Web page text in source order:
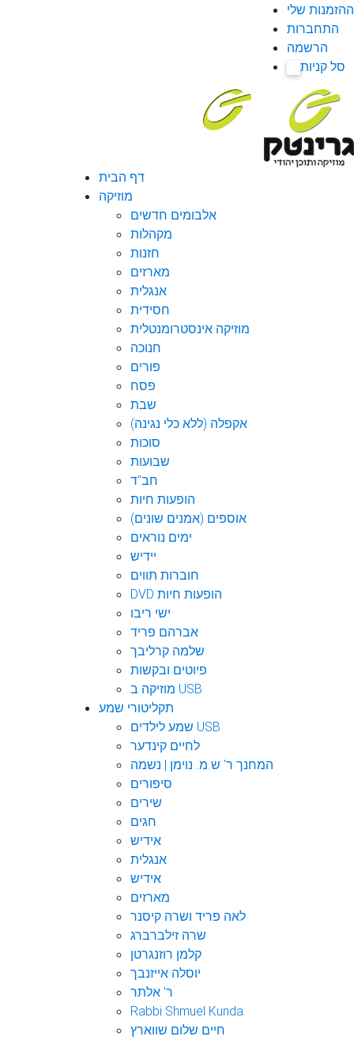
ההזמנות שלי
התחברות
הרשמה
סל קניות
דף הבית
מוזיקה
אלבומים חדשים
מקהלות
חזנות
מארזים
אנגלית
חסידית
מוזיקה אינסטרומנטלית
חנוכה
פורים
פסח
שבת
אקפלה (ללא כלי נגינה)
סוכות
שבועות
חב"ד
הופעות חיות
אוספים (אמנים שונים)
ימים נוראים
יידיש
חוברות תווים
DVD הופעות חיות
ישי ריבו
אברהם פריד
שלמה קרליבך
פיוטים ובקשות
מוזיקה ב USB
תקליטורי שמע
שמע לילדים USB
לחיים קינדער
המחנך ר' ש.מ. נוימן | נשמה
סיפורים
שירים
חגים
אידיש
אנגלית
אידיש
מארזים
לאה פריד ושרה קיסנר
שרה זילברברג
קלמן רוזנגרטן
יוסלה אייזנבך
ר' אלתר
Rabbi Shmuel Kunda
חיים שלום שווארץ